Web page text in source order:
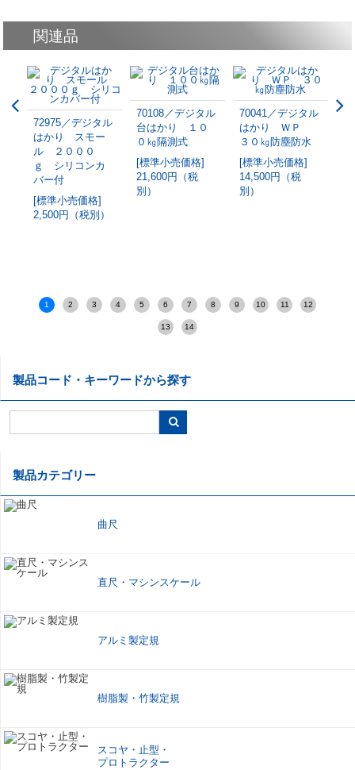
関連品
72975／デジタル
はかり スモー
ル ２０００
ｇ シリコンカ
バー付
[標準小売価格]
2,500円（税別）
70108／デジタル
台はかり １０
０㎏隔測式
[標準小売価格]
21,600円（税
別）
70041／デジタル
はかり ＷＰ
３０㎏防塵防水
[標準小売価格]
14,500円（税
別）
1 2 3 4 5 6 7 8 9 10 11 12
13 14
製品コード・キーワードから探す
製品カテゴリー
曲尺
直尺 ・ マシンスケール
アルミ製定規
樹脂製 ・ 竹製定規
スコヤ ・ 止型 ・
プロトラクター